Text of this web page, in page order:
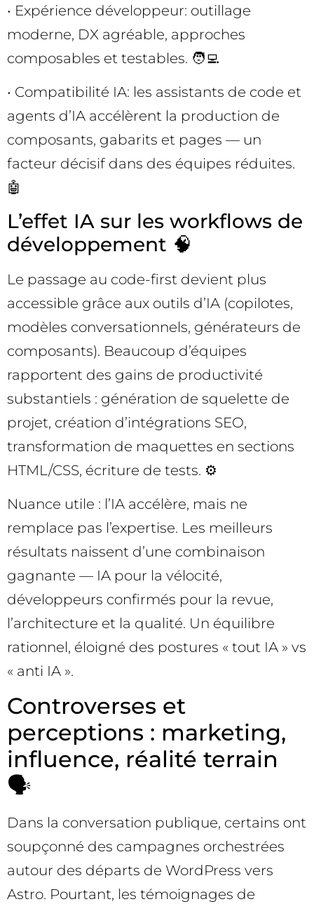
• Expérience développeur: outillage
moderne, DX agréable, approches
composables et testables. 🧑‍💻
• Compatibilité IA: les assistants de code et
agents d’IA accélèrent la production de
composants, gabarits et pages — un
facteur décisif dans des équipes réduites.
🤖
L’effet IA sur les workflows de
développement 🧠
Le passage au code-first devient plus
accessible grâce aux outils d’IA (copilotes,
modèles conversationnels, générateurs de
composants). Beaucoup d’équipes
rapportent des gains de productivité
substantiels : génération de squelette de
projet, création d’intégrations SEO,
transformation de maquettes en sections
HTML/CSS, écriture de tests. ⚙️
Nuance utile : l’IA accélère, mais ne
remplace pas l’expertise. Les meilleurs
résultats naissent d’une combinaison
gagnante — IA pour la vélocité,
développeurs confirmés pour la revue,
l’architecture et la qualité. Un équilibre
rationnel, éloigné des postures « tout IA » vs
« anti IA ».
Controverses et
perceptions : marketing,
influence, réalité terrain
🗣️
Dans la conversation publique, certains ont
soupçonné des campagnes orchestrées
autour des départs de WordPress vers
Astro. Pourtant, les témoignages de